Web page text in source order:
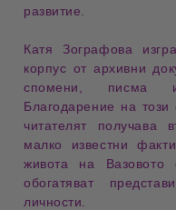
развитие.
Катя Зографова
корпус отархивни
спомени, писма и
Благодарение на този
читателят получава
малко известни
живота на Вазовото
обогатяват
личности.